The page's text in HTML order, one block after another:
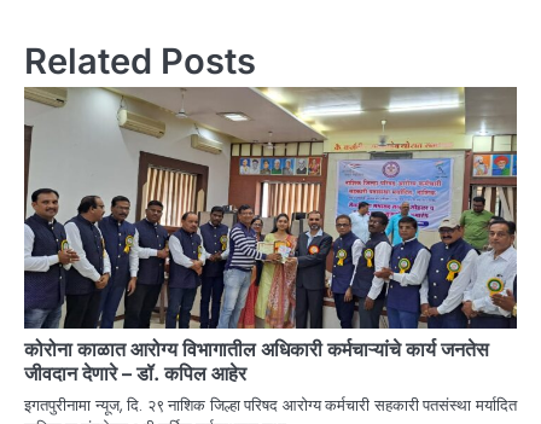
Related Posts
कोरोना काळात आरोग्य विभागातील अधिकारी कर्मचाऱ्यांचे कार्य जनतेस
जीवदान देणारे – डॉ. कपिल आहेर
इगतपुरीनामा न्यूज, दि. २९ नाशिक जिल्हा परिषद आरोग्य कर्मचारी सहकारी पतसंस्था मर्यादित